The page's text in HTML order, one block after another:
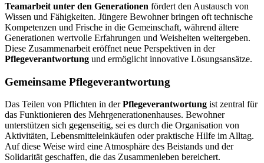
Teamarbeit unter den Generationen fördert den Austausch von
Wissen und Fähigkeiten. Jüngere Bewohner bringen oft technische
Kompetenzen und Frische in die Gemeinschaft, während ältere
Generationen wertvolle Erfahrungen und Weisheiten weitergeben.
Diese Zusammenarbeit eröffnet neue Perspektiven in der
Pflegeverantwortung und ermöglicht innovative Lösungsansätze.
Gemeinsame Pflegeverantwortung
Das Teilen von Pflichten in derPflegeverantwortung ist zentral für
das Funktionieren des Mehrgenerationenhauses. Bewohner
unterstützen sich gegenseitig, sei es durch die Organisation von
Aktivitäten, Lebensmitteleinkäufen oder praktische Hilfe im Alltag.
Auf diese Weise wird eine Atmosphäre des Beistands und der
Solidarität geschaffen, die das Zusammenleben bereichert.